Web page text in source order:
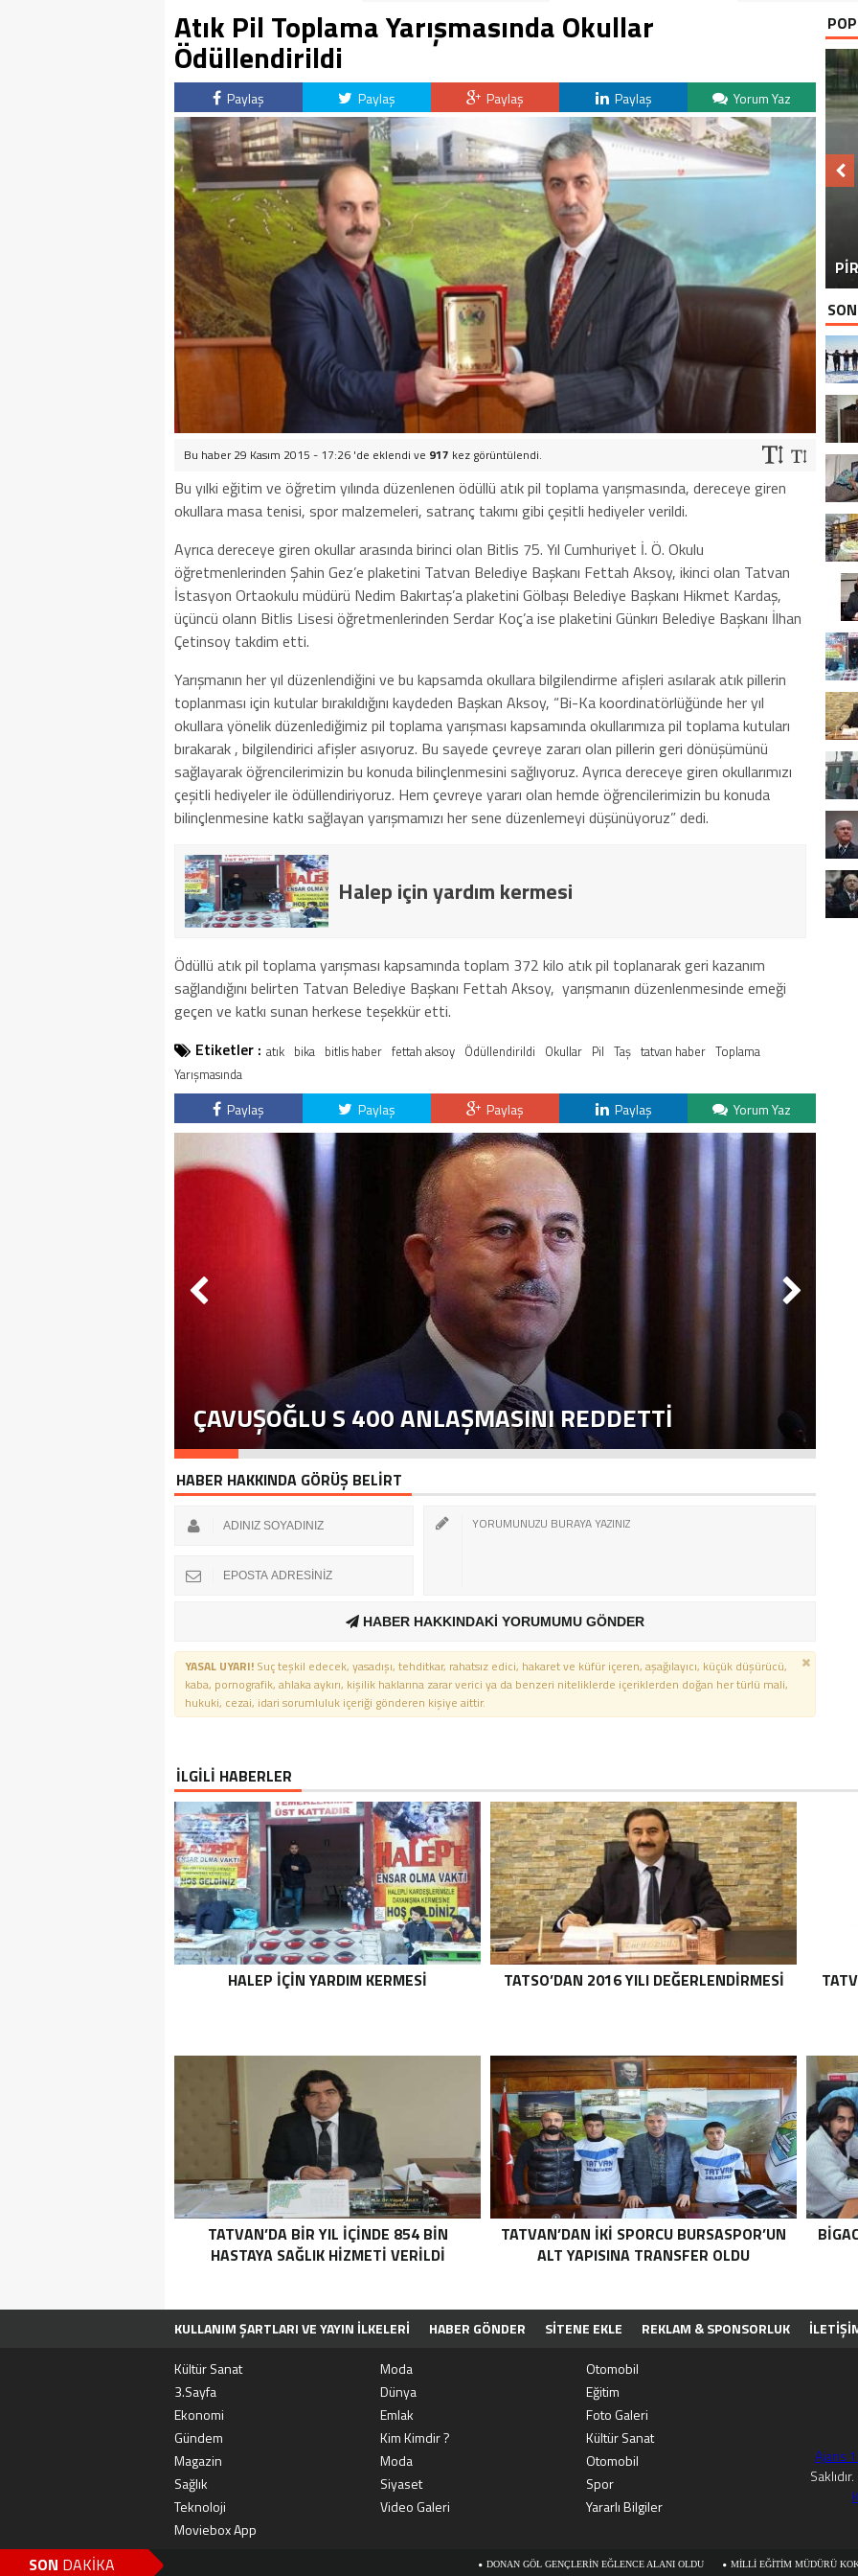
Atık Pil Toplama Yarışmasında Okullar
Ödüllendirildi
Paylaş Paylaş Paylaş Paylaş Yorum Yaz
Bu haber 29 Kasım 2015 - 17:26 'de eklendi ve 917 kez görüntülendi.
Bu yılki eğitim ve öğretim yılında düzenlenen ödüllü atık pil toplama yarışmasında, dereceye giren
okullara masa tenisi, spor malzemeleri, satranç takımı gibi çeşitli hediyeler verildi.
Ayrıca dereceye giren okullar arasında birinci olan Bitlis 75. Yıl Cumhuriyet İ. Ö. Okulu
öğretmenlerinden Şahin Gez’e plaketini Tatvan Belediye Başkanı Fettah Aksoy, ikinci olan Tatvan
İstasyon Ortaokulu müdürü Nedim Bakırtaş’a plaketini Gölbaşı Belediye Başkanı Hikmet Kardaş,
üçüncü olann Bitlis Lisesi öğretmenlerinden Serdar Koç’a ise plaketini Günkırı Belediye Başkanı İlhan
Çetinsoy takdim etti.
Yarışmanın her yıl düzenlendiğini ve bu kapsamda okullara bilgilendirme afişleri asılarak atık pillerin
toplanması için kutular bırakıldığını kaydeden Başkan Aksoy, “Bi-Ka koordinatörlüğünde her yıl
okullara yönelik düzenlediğimiz pil toplama yarışması kapsamında okullarımıza pil toplama kutuları
bırakarak , bilgilendirici afişler asıyoruz. Bu sayede çevreye zararı olan pillerin geri dönüşümünü
sağlayarak öğrencilerimizin bu konuda bilinçlenmesini sağlıyoruz. Ayrıca dereceye giren okullarımızı
çeşitli hediyeler ile ödüllendiriyoruz. Hem çevreye yararı olan hemde öğrencilerimizin bu konuda
bilinçlenmesine katkı sağlayan yarışmamızı her sene düzenlemeyi düşünüyoruz” dedi.
Halep için yardım kermesi
Ödüllü atık pil toplama yarışması kapsamında toplam 372 kilo atık pil toplanarak geri kazanım
sağlandığını belirten Tatvan Belediye Başkanı Fettah Aksoy, yarışmanın düzenlenmesinde emeği
geçen ve katkı sunan herkese teşekkür etti.
Etiketler : atık bika bitlis haber fettah aksoy Ödüllendirildi Okullar Pil Taş tatvan haber Toplama
Yarışmasında
Paylaş Paylaş Paylaş Paylaş Yorum Yaz
ÇAVUŞOĞLU S 400 ANLAŞMASINI REDDETTI
HABER HAKKINDA GÖRÜŞ BELİRT
HABER HAKKINDAKİ YORUMUMU GÖNDER
YASAL UYARI! Suç teşkil edecek, yasadışı, tehditkar, rahatsız edici, hakaret ve küfür içeren, aşağılayıcı, küçük düşürücü,
kaba, pornografik, ahlaka aykırı, kişilik haklarına zarar verici ya da benzeri niteliklerde içeriklerden doğan her türlü mali,
hukuki, cezai, idari sorumluluk içeriği gönderen kişiye aittir.
İLGİLİ HABERLER
HALEP IÇIN YARDIM KERMESI TATSO’DAN 2016 YILI DEĞERLENDIRMESI
TATVAN’DA BIR YIL IÇINDE 854 BIN
HASTAYA SAĞLIK HIZMETI VERILDI
TATVAN’DAN IKI SPORCU BURSASPOR’UN
ALT YAPISINA TRANSFER OLDU
KULLANIM ŞARTLARI VE YAYIN İLKELERI HABER GÖNDER SİTENE EKLE REKLAM & SPONSORLUK
TÜM MANŞET HABERLERI
MOVIEBOX APP
Kültür Sanat Moda
Otomobil
3.Sayfa
Dünya
Eğitim
Ekonomi
Emlak
Foto Galeri
Gündem
Kim Kimdir ?
Kültür Sanat
Magazin
Moda
Otomobil
Sağlık
Siyaset
Spor
Teknoloji
Video Galeri
Yararlı Bilgiler
Moviebox App
Ajans
SON DAKİKA DONAN GÖL GENÇLERIN EĞLENCE ALANI OLDU MILLI EĞITIM MÜDÜRÜ KOKRMAZ’DAN